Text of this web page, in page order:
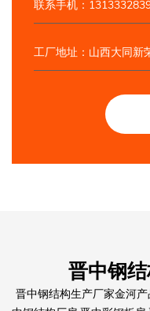
联系手机：
工厂地址：山西大同新
晋中钢
晋中钢结构生产厂家金河